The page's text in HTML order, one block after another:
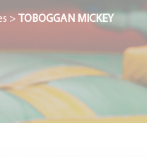
> TOBOGGAN MICKEY